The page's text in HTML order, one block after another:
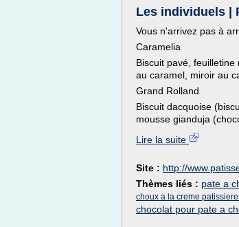
Les individuels |
Vous n'arrivez pas à
Caramelia
Biscuit pavé,
au caramel, miroir au
Grand Rolland
Biscuit dacquoise
mousse gianduja
Lire la suite
Site : http://
Thèmes liés : pate a
choux a la creme
chocolat pour pate a